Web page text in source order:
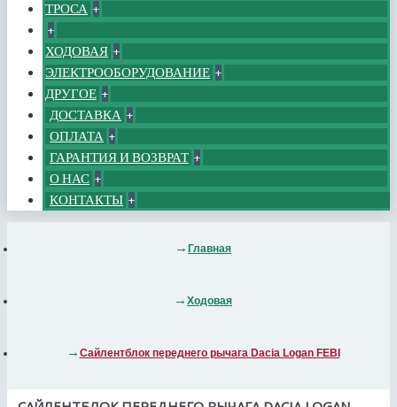
ТРОСА +
+
ХОДОВАЯ +
ЭЛЕКТРООБОРУДОВАНИЕ +
ДРУГОЕ +
ДОСТАВКА +
ОПЛАТА +
ГАРАНТИЯ И ВОЗВРАТ +
О НАС +
КОНТАКТЫ +
Главная
Ходовая
Сайлентблок переднего рычага Dacia Logan FEBI